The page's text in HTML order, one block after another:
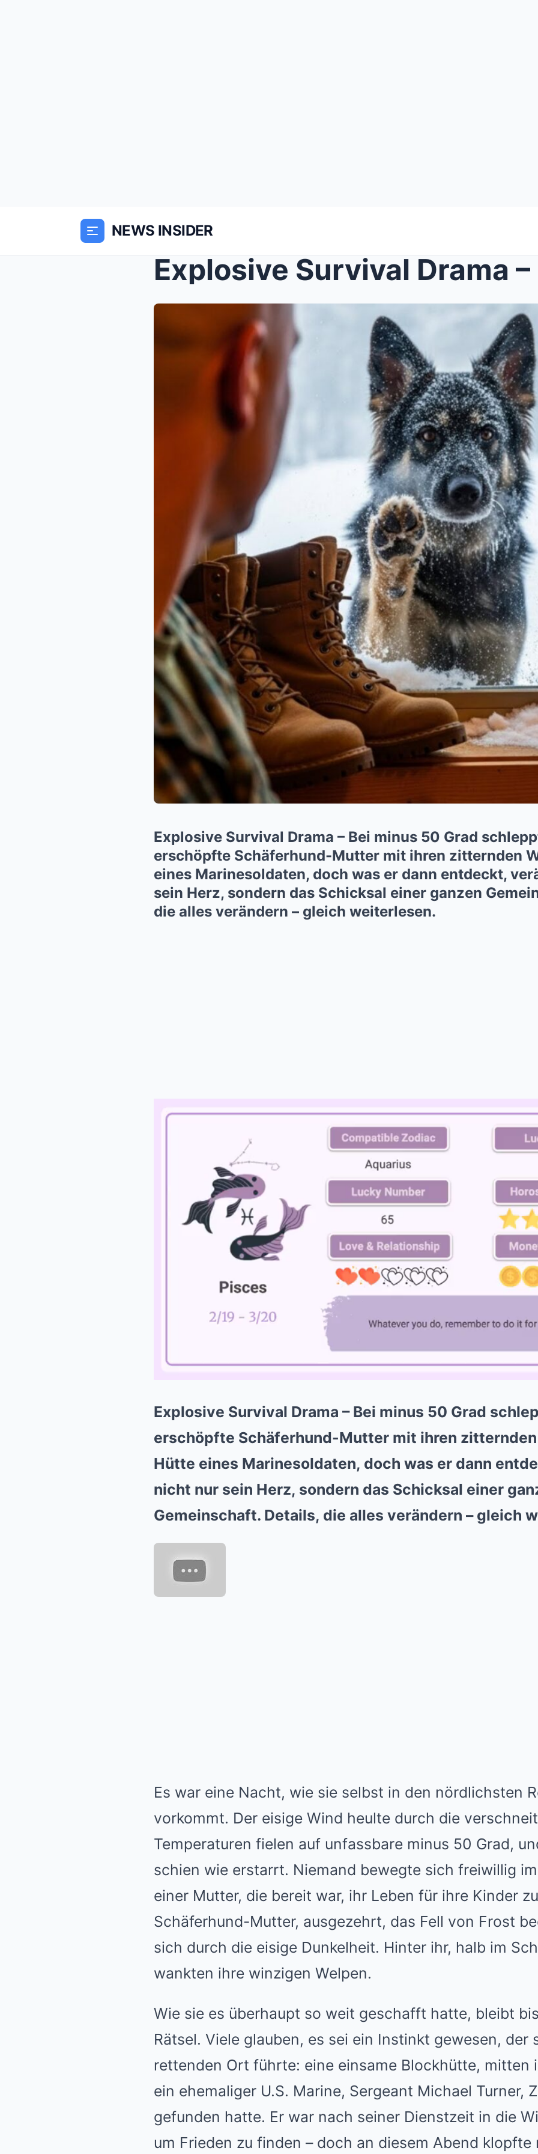
NEWS INSIDER
Explosive Survival Drama – Bei minus 50 Grad
erschöpfte Schäferhund-Mutter mit ihren zitternden
eines Marinesoldaten, doch was er dann entdeckt,
sein Herz, sondern das Schicksal einer ganzen
die alles verändern – gleich weiterlesen.
Explosive Survival Drama – Bei minus 50 Grad
erschöpfte Schäferhund-Mutter mit ihren
Hütte eines Marinesoldaten, doch was er dann
nicht nur sein Herz, sondern das Schicksal einer
Gemeinschaft. Details, die alles verändern – gleich
Es war eine Nacht, wie sie selbst in den nördlichsten
vorkommt. Der eisige Wind heulte durch die
Temperaturen fielen auf unfassbare minus 50 Grad,
schien wie erstarrt. Niemand bewegte sich freiwillig
einer Mutter, die bereit war, ihr Leben für ihre Kinder
Schäferhund-Mutter, ausgezehrt, das Fell von Frost
sich durch die eisige Dunkelheit. Hinter ihr, halb im
wankten ihre winzigen Welpen.
Wie sie es überhaupt so weit geschafft hatte, bleibt
Rätsel. Viele glauben, es sei ein Instinkt gewesen, der
rettenden Ort führte: eine einsame Blockhütte, mitten
ein ehemaliger U.S. Marine, Sergeant Michael Turner,
gefunden hatte. Er war nach seiner Dienstzeit in die
um Frieden zu finden – doch an diesem Abend klopfte